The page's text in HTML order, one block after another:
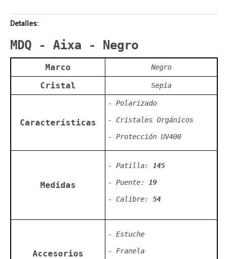
Detalles:
MDQ - Aixa - Negro
Marco Negro
Cristal Sepia
Características
- Polarizado
- Cristales Orgánicos
- Protección UV400
Medidas
- Patilla: 145
- Puente: 19
- Calibre: 54
Accesorios
- Estuche
- Franela